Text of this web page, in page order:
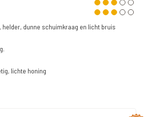
helder, dunne schuimkraag en licht bruis
lichte honing